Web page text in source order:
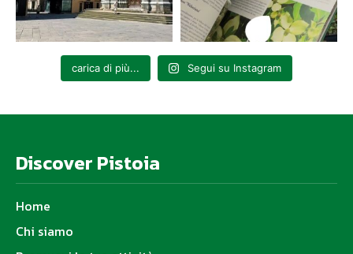
carica di più... Segui su Instagram
Discover Pistoia
Home
Chi siamo